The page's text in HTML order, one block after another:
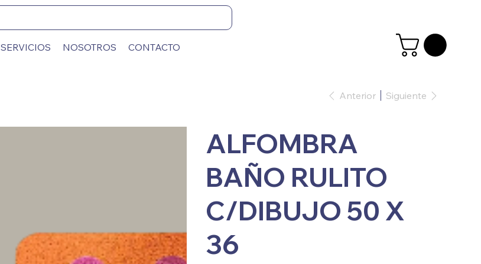
SERVICIOS NOSOTROS CONTACTO
Anterior Siguiente
ALFOMBRA
BAÑO RULITO
C/DIBUJO 50 X
36